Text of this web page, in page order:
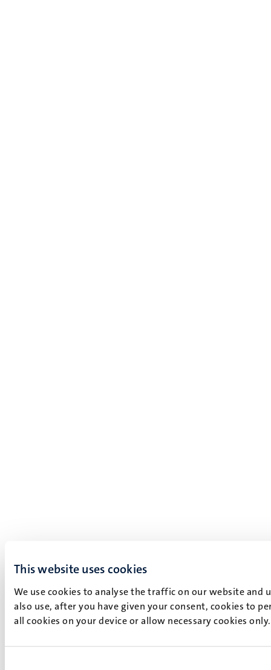
This website uses cookies
We use cookies to analyse the traffic on our website and
also use, after you have given your consent, cookies to
all cookies on your device or allow necessary cookies